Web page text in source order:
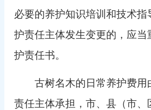
必要的养护知识培训和技术指
护责任主体发生变更的，应当
护责任书。
古树名木的日常养护费用
责任主体承担，市、县（市、